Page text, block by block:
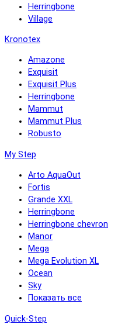
Herringbone
Village
Kronotex
Amazone
Exquisit
Exquisit Plus
Herringbone
Mammut
Mammut Plus
Robusto
My Step
Arto AquaOut
Fortis
Grande XXL
Herringbone
Herringbone chevron
Manor
Mega
Mega Evolution XL
Ocean
Sky
Показать все
Quick-Step